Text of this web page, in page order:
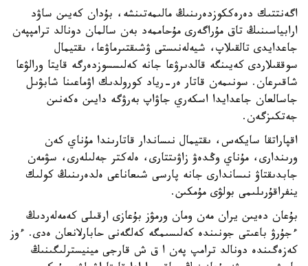
اگەنتتىك دەرەككوزدەرىنىڭ مالىمەتىنشە، بۇدان كەيىن ساۋد
ارابياسىنىڭ تاق مۇراگەرى مۇحاممەد بەن سالمان دونالد ترامپپەن
جاعدايدى تالقىلاپ، شيەلەنىستى ۋشىقتىرماۋعا، ىقتيمال
سوققىلاردى كەيىنگە قالدىرۋعا جانە كەلىسسوزدەرگە قايتا ورالۋعا
شاقىرعان. سونىمەن قاتار ەر-رياد كورولدىك اۋماعىنا شابۋىل
جاسالعان جاعدايدا اسكەري جاۋاپ بەرۋگە دايىن ەكەنىن
جەتكىزگەن.
اقپاراتقا سايكەس، ىقتيمال نىساندار قاتارىندا مۇناي كەن
ورىندارى، مۇناي وڭدەۋ زاۋىتتارى، ەلەكتر جەلىلەرى، سۋمەن
جابدىقتاۋ نىساندارى جانە پارسى شىعاناعى ەلدەرىنىڭ كولىك
ينفراقۇرىلىمى بولۋى مۇمكىن.
بۇعان دەيىن يران مەن ومان ورمۋز بۇعازى ارقىلى كەمەلەردىڭ
ءجۇرۋ باعىتى جونىندە كەلىسىمگە كەلگەنى حابارلانعان ەدى. ءوز
كەزەگىندە دونالد ترامپ پەن ا ق ش قارجى مينيسترلىگىنىڭ